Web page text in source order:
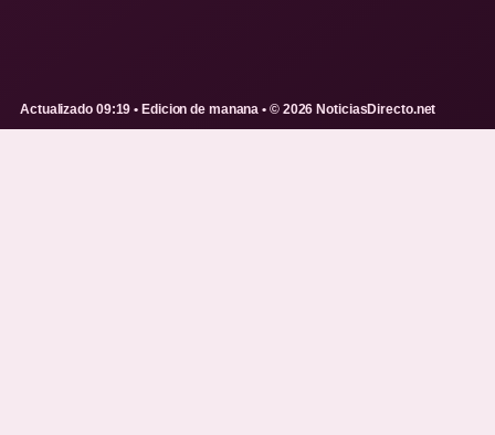
Actualizado 09:19 • Edicion de manana • © 2026 NoticiasDirecto.net